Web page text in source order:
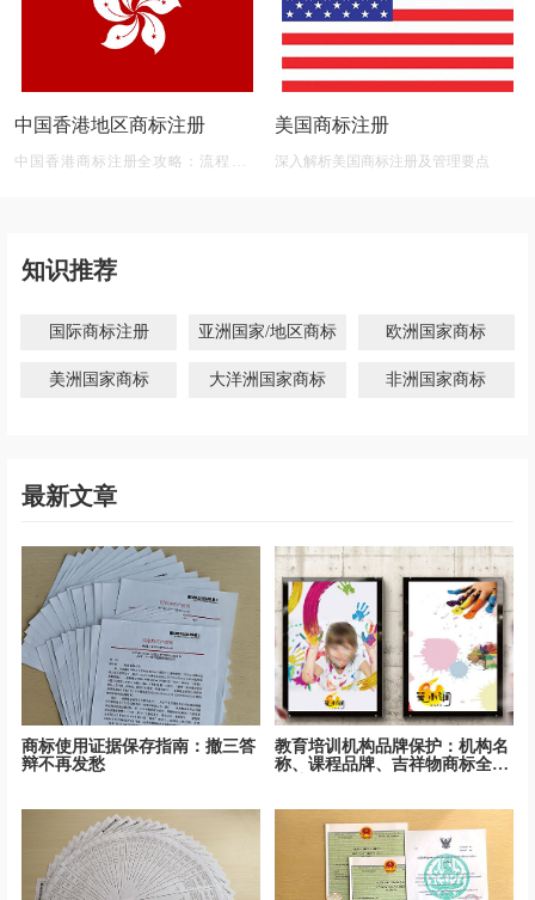
中国香港地区商标注册
中国香港商标注册全攻略：流程、材
美国商标注册
深入解析美国商标注册及管理要点
知识推荐
国际商标注册 亚洲国家/地区商标 欧洲国家商标
美洲国家商标 大洋洲国家商标 非洲国家商标
最新文章
商标使用证据保存指南：撤三答
辩不再发愁
教育培训机构品牌保护：机构名
称、课程品牌、吉祥物商标全面